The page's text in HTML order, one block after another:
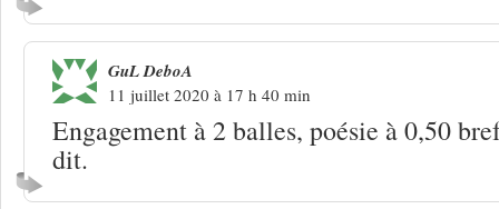
GuL DeboA
11 juillet 2020 à 17 h 40 min
Engagement à 2 balles, poésie à 0,50
dit.